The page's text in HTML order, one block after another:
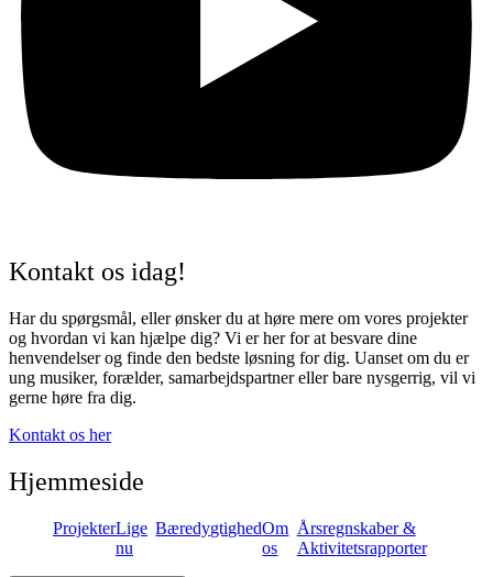
Kontakt os idag!
Har du spørgsmål, eller ønsker du at høre mere om vores projekter
og hvordan vi kan hjælpe dig? Vi er her for at besvare dine
henvendelser og finde den bedste løsning for dig. Uanset om du er
ung musiker, forælder, samarbejdspartner eller bare nysgerrig, vil vi
gerne høre fra dig.
Kontakt os her
Hjemmeside
ProjekterLige
nu
BæredygtighedOm
os
Årsregnskaber &
Aktivitetsrapporter